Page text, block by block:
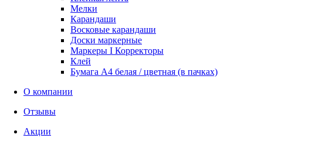
Мелки
Карандаши
Восковые карандаши
Доски маркерные
Маркеры I Корректоры
Клей
Бумага А4 белая / цветная (в пачках)
О компании
Отзывы
Акции